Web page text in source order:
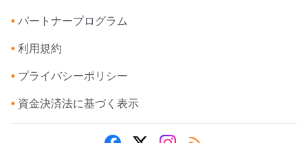
• パートナープログラム
• 利用規約
• プライバシーポリシー
• 資金決済法に基づく表示